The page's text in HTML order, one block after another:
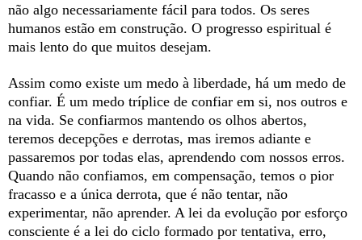
não algo necessariamente fácil para todos. Os seres
humanos estão em construção. O progresso espiritual é
mais lento do que muitos desejam.
Assim como existe um medo à liberdade, há um medo de
confiar. É um medo tríplice de confiar em si, nos outros e
na vida. Se confiarmos mantendo os olhos abertos,
teremos decepções e derrotas, mas iremos adiante e
passaremos por todas elas, aprendendo com nossos erros.
Quando não confiamos, em compensação, temos o pior
fracasso e a única derrota, que é não tentar, não
experimentar, não aprender. A lei da evolução por esforço
consciente é a lei do ciclo formado por tentativa, erro,